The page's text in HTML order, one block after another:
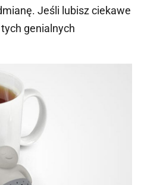
Jeśli lubisz ciekawe
genialnych